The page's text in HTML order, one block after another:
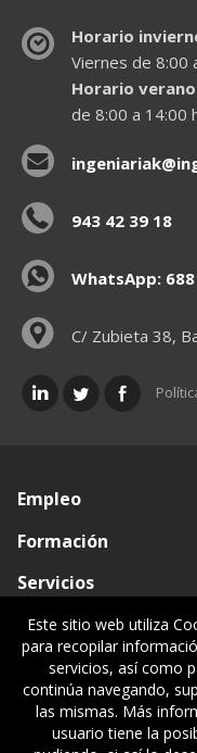
Horario
Viernes de 8:00
Horario
de 8:00 a 14:00
943 42 39 18
WhatsApp:
C/ Zubieta 38,
Empleo
Formación
Servicios
Conócenos
Visado de
Ventanilla única
Este sitio web utiliza
para recopilar
servicios, así como
continúa navegando,
las mismas. Más
usuario tiene la